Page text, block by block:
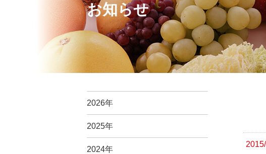
お知らせ
2026年
2025年
2024年